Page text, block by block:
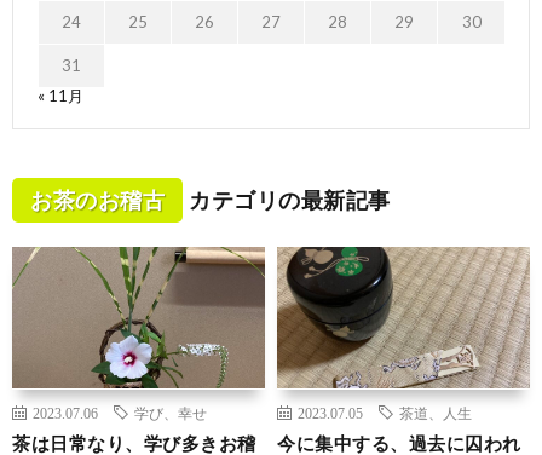
24 25 26 27 28 29 30
31
« 11月
お茶のお稽古 カテゴリの最新記事
2023.07.06 学び、幸せ
茶は日常なり、学び多きお稽
2023.07.05 茶道、人生
今に集中する、過去に囚われ